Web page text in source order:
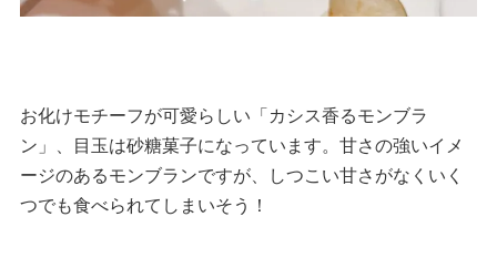
お化けモチーフが可愛らしい「カシス香るモンブラ
ン」、目玉は砂糖菓子になっています。甘さの強いイメ
ージのあるモンブランですが、しつこい甘さがなくいく
つでも食べられてしまいそう！